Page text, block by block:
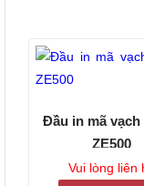
Đầu in mã vạch
ZE500
Vui lòng liên